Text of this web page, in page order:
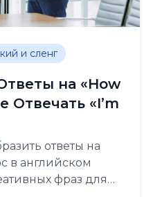
и сленг
на «How
Отвечать «I’m
ответы на
в английском
фраз для